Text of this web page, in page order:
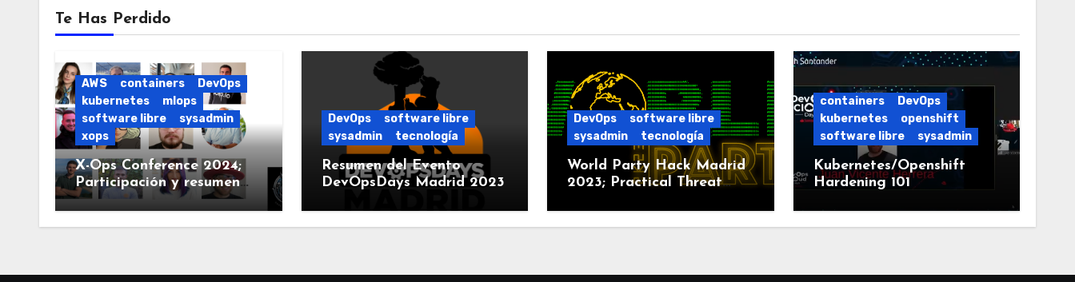
Te Has Perdido
AWS containers
DevOps
kubernetes
mlops
software libre
sysadmin
xops
X-Ops Conference 2024;
Participación y resumen
del evento
DevOps
software libre
sysadmin
tecnología
Resumen del Evento
DevOpsDays Madrid 2023
DevOps
software libre
sysadmin
tecnología
World Party Hack Madrid
2023; Practical Threat
containers
DevOps
kubernetes
openshift
software libre
sysadmin
Kubernetes/Openshift
Hardening 101